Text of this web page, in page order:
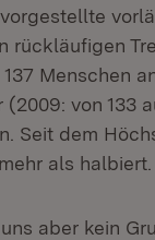
rückläufigen
Menschen
von 133
Seit dem
als halbiert.
aber kein